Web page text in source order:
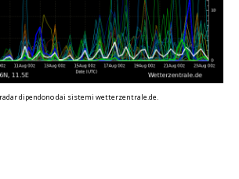
dipendono dai sistemi wetterzentrale.de.